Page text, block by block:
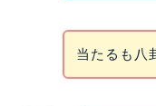
当たるも八